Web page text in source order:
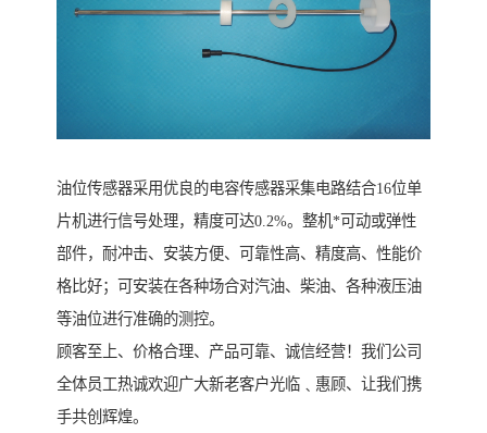
油位传感器采用优良的电容传感器采集电路结合16位单
片机进行信号处理，精度可达0.2%。整机*可动或弹性
部件，耐冲击、安装方便、可靠性高、精度高、性能价
格比好；可安装在各种场合对汽油、柴油、各种液压油
等油位进行准确的测控。
顾客至上、价格合理、产品可靠、诚信经营！我们公司
全体员工热诚欢迎广大新老客户光临﹑惠顾、让我们携
手共创辉煌。